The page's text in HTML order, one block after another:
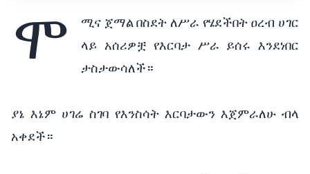
ሞ ሚና ጀማል በስደት ለሥራ የሄደችበት
ላይ አሰሪዎቿ የእርባታ ሥራ ይሰሩ እንደነበር
ታስታውሳለች።
ያኔ እኔም ሀገሬ ስገባ የእንስሳት እርባታውን እጀምራለሁ ብላ
አቀደች።